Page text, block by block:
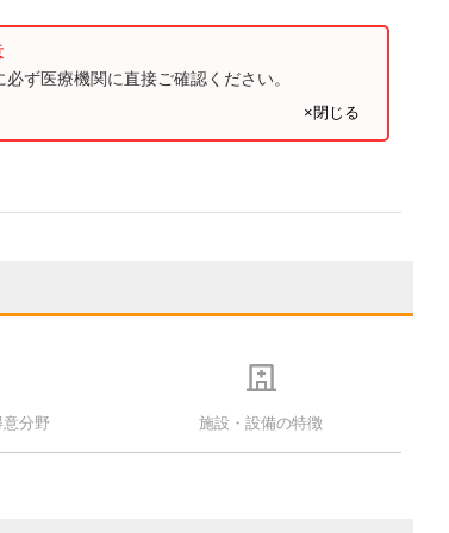
ず医療機関に直接ご確認ください。
×閉じる
分野 施設・設備の特徴